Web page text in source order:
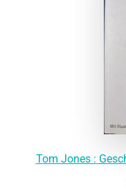
Tom Jones :